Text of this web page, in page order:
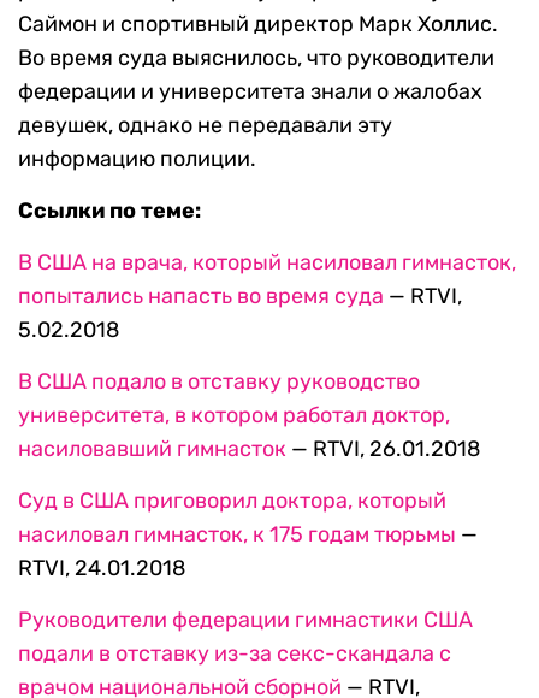
Саймон и спортивный директор Марк Холлис.
Во время суда выяснилось, что руководители
федерации и университета знали о жалобах
девушек, однако не передавали эту
информацию полиции.
Ссылки по теме:
В США на врача, который насиловал гимнасток,
попытались напасть во время суда — RTVI,
5.02.2018
В США подало в отставку руководство
университета, в котором работал доктор,
насиловавший гимнасток — RTVI, 26.01.2018
Суд в США приговорил доктора, который
насиловал гимнасток, к 175 годам тюрьмы —
RTVI, 24.01.2018
Руководители федерации гимнастики США
подали в отставку из-за секс-скандала с
врачом национальной сборной — RTVI,